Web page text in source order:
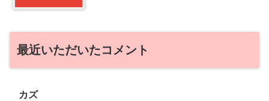
最近いただいたコメント
カズ